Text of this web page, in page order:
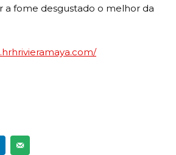
a fome desgustado o melhor da